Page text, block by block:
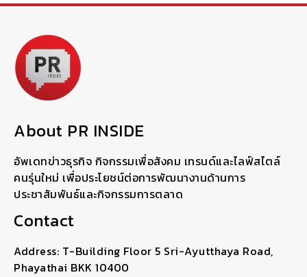
About PR INSIDE
อัพเดทข่าวธุรกิจ กิจกรรมเพื่อสังคม เทรนด์และไลฟ์สไตล์
คนรุ่นใหม่ เพื่อประโยชน์ต่อการพัฒนางานด้านการ
ประชาสัมพันธ์และกิจกรรมการตลาด
Contact
Address: T-Building Floor 5 Sri-Ayutthaya Road,
Phayathai BKK 10400